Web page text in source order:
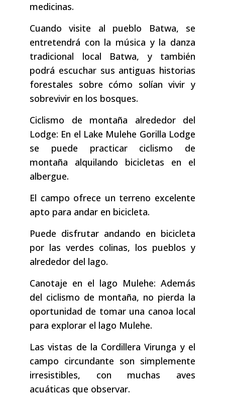
medicinas.
Cuando visite al pueblo Batwa, se
entretendrá con la música y la danza
tradicional local Batwa, y también
podrá escuchar sus antiguas historias
forestales sobre cómo solían vivir y
sobrevivir en los bosques.
Ciclismo de montaña alrededor del
Lodge: En el Lake Mulehe Gorilla Lodge
se puede practicar ciclismo de
montaña alquilando bicicletas en el
albergue.
El campo ofrece un terreno excelente
apto para andar en bicicleta.
Puede disfrutar andando en bicicleta
por las verdes colinas, los pueblos y
alrededor del lago.
Canotaje en el lago Mulehe: Además
del ciclismo de montaña, no pierda la
oportunidad de tomar una canoa local
para explorar el lago Mulehe.
Las vistas de la Cordillera Virunga y el
campo circundante son simplemente
irresistibles, con muchas aves
acuáticas que observar.